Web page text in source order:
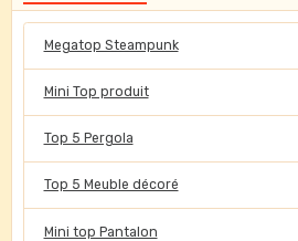
Megatop Steampunk
Mini Top produit
Top 5 Pergola
Top 5 Meuble décoré
Mini top Pantalon